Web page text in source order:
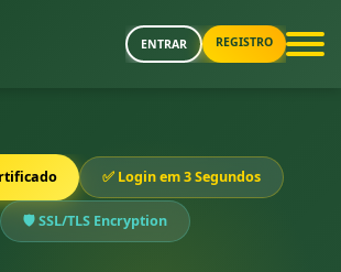
ENTRAR REGISTRO
✅ Login em 3 Segundos
🛡️ SSL/TLS Encryption